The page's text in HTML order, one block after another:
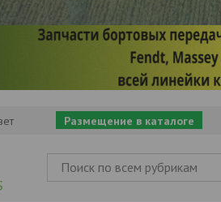
Размещение в каталоге